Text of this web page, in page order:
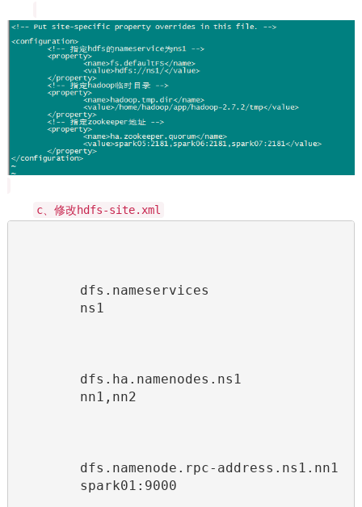
c、修改hdfs-site.xml
dfs.nameservices
ns1
dfs.ha.namenodes.ns1
nn1,nn2
dfs.namenode.rpc-address.ns1.nn1
spark01:9000